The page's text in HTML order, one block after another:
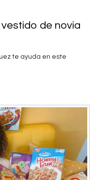
de novia
te ayuda en este